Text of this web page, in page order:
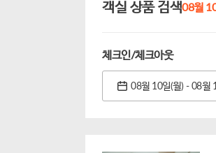
객실 상품 검색08월
체크인/체크아웃
08월 10일(월) - 08월